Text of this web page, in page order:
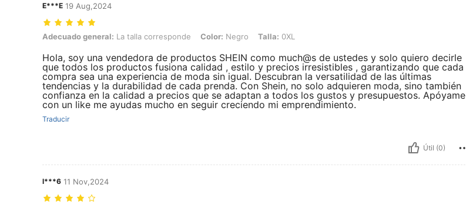
E***E 19 Aug,2024
Adecuado general: La talla corresponde, Color: Negro, Talla: 0XL
Adecuado general: La talla corresponde Color: Negro Talla: 0XL
Hola, soy una vendedora de productos SHEIN como much@s de ustedes y solo quiero decirle
que todos los productos fusiona calidad , estilo y precios irresistibles , garantizando que cada
compra sea una experiencia de moda sin igual. Descubran la versatilidad de las últimas
tendencias y la durabilidad de cada prenda. Con Shein, no solo adquieren moda, sino también
confianza en la calidad a precios que se adaptan a todos los gustos y presupuestos. Apóyame
con un like me ayudas mucho en seguir creciendo mi emprendimiento.
Traducir
Útil (0)
l***6 11 Nov,2024